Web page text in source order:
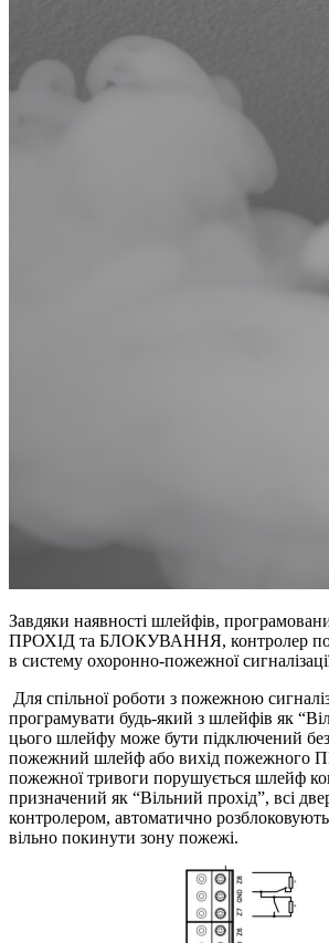
Завдяки наявності шлейфів,
ПРОХІД та БЛОКУВАННЯ, контролер
в систему охоронно-пожежної
Для спільної роботи з пожежною
програмувати будь-який з шлейфів як
цього шлейфу може бути підключений
пожежний шлейф або вихід пожежного
пожежної тривоги порушується шлейф
призначений як “Вільний прохід”, всі
контролером, автоматично
вільно покинути зону пожежі.